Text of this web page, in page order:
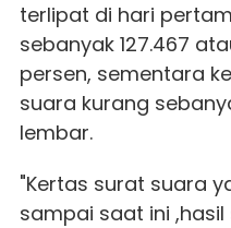
terlipat di hari
sebanyak 127.467
persen, sementara
suara kurang
lembar.
"Kertas surat suara
sampai saat ini